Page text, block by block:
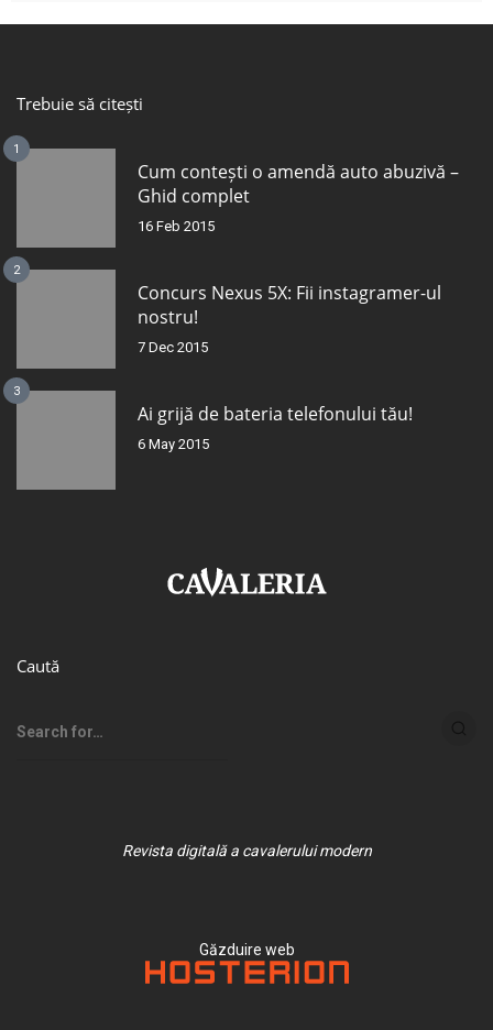
Trebuie să citești
1
Cum contești o amendă auto abuzivă –
Ghid complet
16 Feb 2015
2
Concurs Nexus 5X: Fii instagramer-ul
nostru!
7 Dec 2015
3
Ai grijă de bateria telefonului tău!
6 May 2015
Caută
Revista digitală a cavalerului modern
Găzduire web